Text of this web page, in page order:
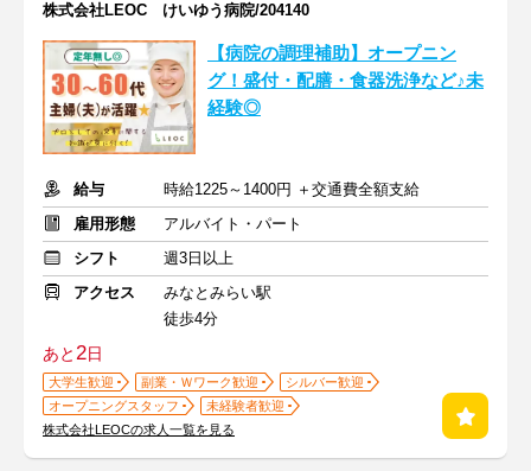
株式会社LEOC けいゆう病院/204140
【病院の調理補助】オープニン
グ！盛付・配膳・食器洗浄など♪未
経験◎
給与
時給1225～1400円 ＋交通費全額支給
雇用形態
アルバイト・パート
シフト
週3日以上
アクセス
みなとみらい駅
徒歩4分
あと2日
大学生歓迎 副業・Ｗワーク歓迎
シルバー歓迎
オープニングスタッフ
未経験者歓迎
株式会社LEOCの求人一覧を見る